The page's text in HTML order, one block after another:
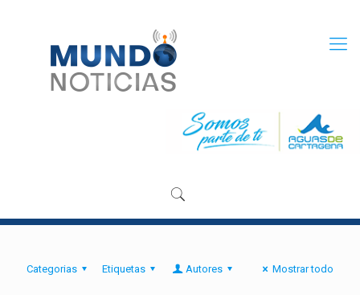
Categorias Etiquetas Autores Mostrar todo